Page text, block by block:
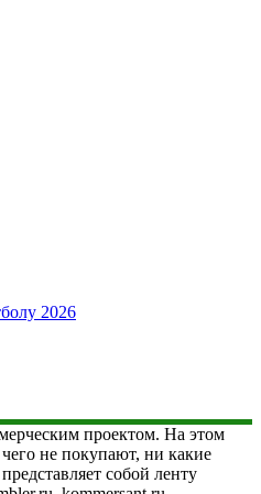
2026
проектом. На этом
не покупают, ни какие
собой ленту